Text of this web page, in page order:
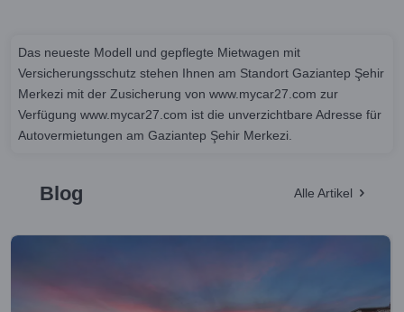
Das neueste Modell und gepflegte Mietwagen mit
Versicherungsschutz stehen Ihnen am Standort Gaziantep Şehir
Merkezi mit der Zusicherung von www.mycar27.com zur
Verfügung www.mycar27.com ist die unverzichtbare Adresse für
Autovermietungen am Gaziantep Şehir Merkezi.
Blog Alle Artikel